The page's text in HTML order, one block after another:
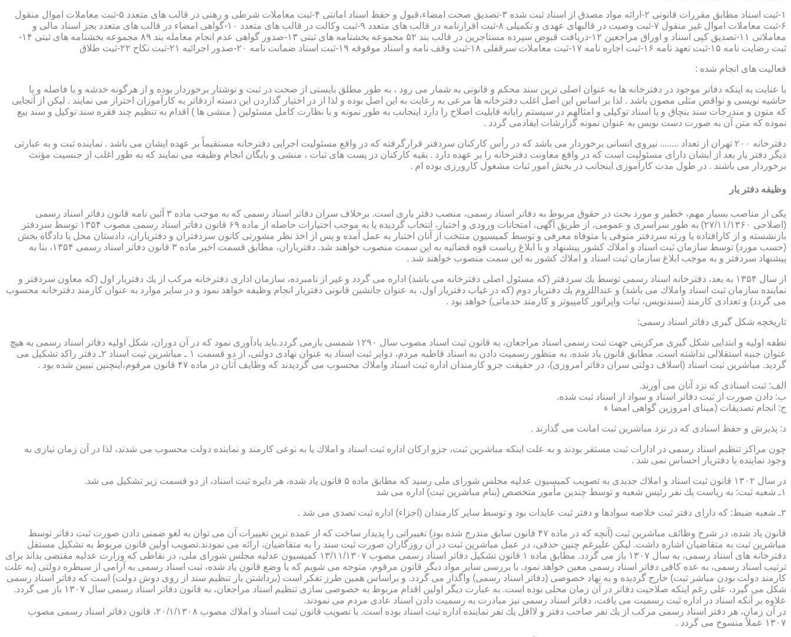
۱-ثبت اسناد مطابق مقررات قانونی ۲-ارائه مواد مصدق از اسناد ثبت شده ۳-تصدیق صحت امضاء،قبول و حفظ اسناد امانتی ۴-ثبت معاملات شرطی و رهنی در قالب های متعدد ۵-ثبت معاملات اموال منقول
۶-ثبت معاملات اموال غیر منقول ۷-ثبت وصیت در قالبهای عهدی و تکمیلی ۸-ثبت اقرارنامه در قالب های متعدد ۹-ثبت وکالت در قالب های متعدد ۱۰-گواهی امضاء در قالب های متعدد بجز اسناد مالی و
معاملاتی ۱۱-تصدیق کپی اسناد و اوراق مراجعین ۱۲-دریافت قبوض سپرده مستاجرین در قالب بند ۵۲ مجموعه بخشنامه های ثبتی ۱۳-صدور گواهی عدم انجام معامله بند ۸۹ مجموعه بخشنامه های ثبتی ۱۴-
ثبت رضایت نامه ۱۵-ثبت تعهد نامه ۱۶-ثبت اجاره نامه ۱۷-ثبت معاملات سرقفلی ۱۸-ثبت وقف نامه و اسناد موقوفه ۱۹-ثبت اسناد ضمانت نامه ۲۰-صدور اجرائیه ۲۱-ثبت نکاح ۲۲-ثبت طلاق
فعالیت های انجام شده :
با عنایت به اینکه دفاتر موجود در دفترخانه ها به عنوان اصلی ترین سند محکم و قانونی به شمار می رود ، به طور مطلق بایستی از صحت در ثبت و نوشتار برخوردار بوده و از هرگونه خدشه و یا فاصله و یا
حاشیه نویسی و نواقص مثلی مصون باشد . لذا بر اساس این اصل اغلب دفترخانه ها مرعی به رعایت به این اصل بوده و لذا از در اختیار گذاردن این دسته ازدفاتر به کارآموزان احتراز می نمایند . لیکن از آنجایی
که متون و مندرجات سند بنچاق و یا اسناد توکیلی و امثالهم در سیستم رایانه قابلیت اصلاح را دارد اینجانب به طور نمونه و با نظارت کامل مسئولین ( منشی ها ) اقدام به تنظیم چند فقره سند توکیل و سند بیع
نموده که متن آن به صورت دست نویس به عنوان نمونه گزارشات ایفادمی گردد .
دفترخانه ۲۰۰ تهران از تعداد ........ نیروی انسانی برخوردار می باشد که در رأس کارکنان سردفتر قرارگرفته که در واقع مسئولیت اجرایی دفترخانه مستقیماً بر عهده ایشان می باشد . نماینده ثبت و به عبارتی
دیگر دفتر یار بعد از ایشان دارای مسئولیت است که در واقع معاونت دفترخانه را بر عهده دارد . بقیه کارکنان در پست های ثبات ، منشی و بایگان انجام وظیفه می نمایند که به طور اغلب از جنسیت مؤنث
برخوردار می باشند . در طول مدت کارآموزی اینجانب در بخش امور ثبات مشغول کارورزی بوده ام .
وظیفه دفتر یار
یكی از مناصب بسیار مهم، خطیر و مورد بحث در حقوق مربوط به دفاتر اسناد رسمی، منصب دفتر یاری است. برخلاف سران دفاتر اسناد رسمی كه به موجب ماده ۳ آئین نامه قانون دفاتر اسناد رسمی
(اصلاحی ۲۷/۱۱/۱۳۶۰) به طور سراسری و عمومی، از طریق آگهی، امتحانات ورودی و اختبار، انتخاب گردیده یا به موجب اختیارات حاصله از ماده ۶۹ قانون دفاتر اسناد رسمی مصوب ۱۳۵۴ توسط سردفتر
بازنشسته و از كارافتاده یا ورثه سردفتر متوفی یا متوفاه معرفی و توسط كمیسیون منتخب از آنان اختبار به عمل آمده و پس از اخذ نظر مشورتی كانون سردفتران و دفتریاران، دادستان محل یا دادگاه بخش
(حسب مورد) توسط سازمان ثبت اسناد و املاك كشور پیشنهاد و با ابلاغ ریاست قوه قضائیه به این سمت منصوب خواهند شد. دفتریاران، مطابق قسمت اخیر ماده ۳ قانون دفاتر اسناد رسمی ۱۳۵۴، بنا به
پیشنهاد سردفتر و به موجب ابلاغ سازمان ثبت اسناد و املاك كشور به این سمت منصوب خواهند شد .
از سال ۱۳۵۴ به بعد، دفترخانه اسناد رسمی توسط یك سردفتر (كه مسئول اصلی دفترخانه می باشد) اداره می گردد و غیر از نامبرده، سازمان اداری دفترخانه مركب از یك دفتریار اول (كه معاون سردفتر و
نماینده سازمان ثبت اسناد واملاك می باشد) و عنداللزوم یك دفتریار دوم (كه در غیاب دفتریار اول، به عنوان جانشین قانونی دفتریار انجام وظیفه خواهد نمود و در سایر موارد به عنوان كارمند دفترخانه محسوب
می گردد) و تعدادی كارمند (سندنویس، ثبات واپراتور كامپیوتر و كارمند خدماتی) خواهد بود .
تاریخچه شكل گیری دفاتر اسناد رسمی:
نطفه اولیه و ابتدایی شكل گیری مركزیتی جهت ثبت رسمی اسناد مراجعان، به قانون ثبت اسناد مصوب سال ۱۲۹۰ شمسی بازمی گردد.باید یادآوری نمود كه در آن دوران، شكل اولیه دفاتر اسناد رسمی به هیچ
عنوان جنبه استقلالی نداشته است. مطابق قانون یاد شده، به منظور رسمیت دادن به اسناد قاطبه مردم، دوایر ثبت اسناد به عنوان نهادی دولتی، از دو قسمت ۱ ـ مباشرین ثبت اسناد ۲ـ دفتر راكد تشكیل می
گردید. مباشرین ثبت اسناد (اسلاف دولتی سران دفاتر امروزی)، در حقیقت جزو كارمندان اداره ثبت اسناد واملاك محسوب می گردیدند كه وظایف آنان در ماده ۴۷ قانون مرقوم،اینچنین تبیین شده بود .
الف: ثبت اسنادی كه نزد آنان می آورند.
ب: دادن صورت از ثبت دفاتر اسناد و سواد از اسناد ثبت شده.
ج: انجام تصدیقات (مبنای امروزین گواهی امضا ء
د: پذیرش و حفظ اسنادی كه در نزد مباشرین ثبت امانت می گذارند .
چون مراكز تنظیم اسناد رسمی در ادارات ثبت مستقر بودند و به علت اینكه مباشرین ثبت، جزو اركان اداره ثبت اسناد و املاك یا به نوعی كارمند و نماینده دولت محسوب می شدند، لذا در آن زمان نیازی به
وجود نماینده یا دفتریار احساس نمی شد .
در سال ۱۳۰۲ قانون ثبت اسناد و املاك جدیدی به تصویب كمیسیون عدلیه مجلس شورای ملی رسید كه مطابق ماده ۵ قانون یاد شده، هر دایره ثبت اسناد، از دو قسمت زیر تشكیل می شد.
۱ـ شعبه ثبت: به ریاست یك نفر رئیس شعبه و توسط چندین مأمور متخصص (بنام مباشرین ثبت) اداره می شد
۲ـ شعبه ضبط: كه دارای دفتر ثبت خلاصه سوادها و دفتر ثبت عایدات بود و توسط سایر كارمندان (اجزاء) اداره ثبت تصدی می شد .
قانون یاد شده، در شرح وظائف مباشرین ثبت (آنچه كه در ماده ۴۷ قانون سابق مندرج شده بود) تغییراتی را پدیدار ساخت كه از عمده ترین تغییرات آن می توان به لغو ضمنی دادن صورت ثبت دفاتر توسط
مباشرین ثبت به متقاضیان اشاره داشت. لیكن علیرغم چنین حذفی، در عمل مباشرین ثبت در آن روزگاران صورت ثبت سند را به متقاضیان، ارائه می نمودند.تصویب اولین قانون مربوط به تشكیل مستقل
دفترخانه های اسناد رسمی، به سال ۱۳۰۷ باز می گردد. مطابق ماده ۱ قانون تشكیل دفاتر اسناد رسمی مصوب ۱۳/۱۱/۱۳۰۷ كمیسیون عدلیه مجلس شورای ملی، در نقاطی كه وزارت عدلیه مقتضی بداند برای
ترتیب اسناد رسمی، به عده كافی دفاتر اسناد رسمی معین خواهد نمود. با بررسی سایر مواد دیگر قانون مرقوم، متوجه می شویم كه با وضع قانون یاد شده، ثبت اسناد رسمی به آرامی از سیطره دولتی (به علت
كارمند دولت بودن مباشر ثبت) خارج گردیده و به نهاد خصوصی (دفاتر اسناد رسمی) واگذار می گردد. و براساس همین طرز تفكر است (برداشتن بار تنظیم سند از روی دوش دولت) است كه دفاتر اسناد رسمی
شكل می گیرد، علی رغم اینكه صلاحیت دفاتر در آن زمان محلی بوده است. به عبارت دیگر اولین اقدام مربوط به خصوصی سازی تنظیم اسناد مراجعان، به قانون دفاتر اسناد رسمی سال ۱۳۰۷ باز می گردد.
علاوه بر آنكه اسناد در اداره ثبت رسمیت می یافت، دفاتر اسناد رسمی نیز مبادرت به رسمیت دادن اسناد عادی مردم می نمودند.
در آن زمان، هر دفتر اسناد رسمی مركب از یك نفر صاحب دفتر و لااقل یك نفر نماینده اداره ثبت اسناد بوده است. با تصویب قانون ثبت اسناد و املاك مصوب ۲۰/۱/۱۳۰۸، قانون دفاتر اسناد رسمی مصوب
۱۳۰۷ عملاً منسوخ می گردد .